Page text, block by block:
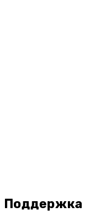
Поддержка